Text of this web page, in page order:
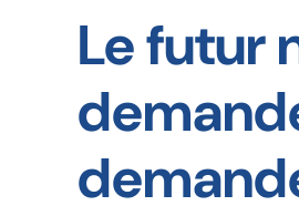
Le futur